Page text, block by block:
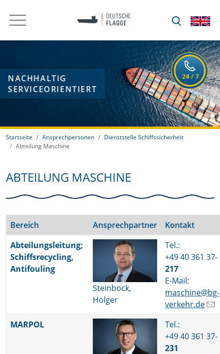
NACHHALTIG
SERVICEORIENTIERT
Startseite Ansprechpersonen
Dienststelle Schiffssicherheit
Abteilung Maschine
ABTEILUNG MASCHINE
Bereich Ansprechpartner
Kontakt
Abteilungsleitung;
Schiffsrecycling,
Antifouling
Steinbock,
Holger
Tel.:
+49 40 361 37-
217
E-Mail:
maschine@bg-
verkehr.de
MARPOL
Tel.:
+49 40 361 37-
231